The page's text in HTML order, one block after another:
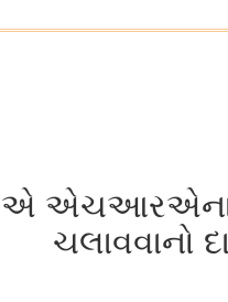
એચઆરએના
ચલાવવાનો